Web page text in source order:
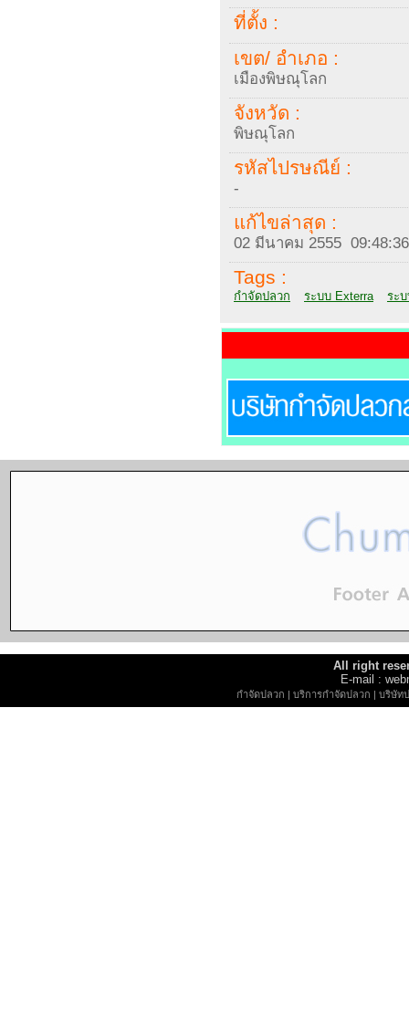
ที่ตั้ง :
เขต/ อำเภอ :
เมืองพิษณุโลก
จังหวัด :
พิษณุโลก
รหัสไปรษณีย์ :
-
แก้ไขล่าสุด :
02 มีนาคม 2555 09:48:36
Tags :
กำจัดปลวก ระบบ Exterra ระ
All right
E-mail :
กำจัดปลวก บริการกำจัดปลวก บริษัท